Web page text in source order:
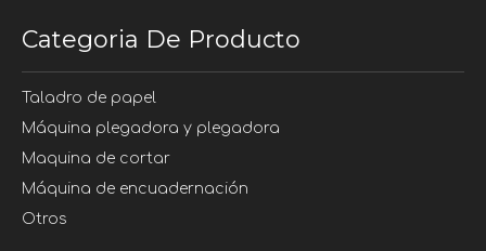
Categoria De Producto
Taladro de papel
Máquina plegadora y plegadora
Maquina de cortar
Máquina de encuadernación
Otros